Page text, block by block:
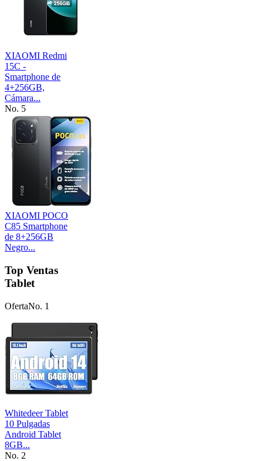
XIAOMI Redmi
15C -
Smartphone de
4+256GB,
Cámara...
No. 5
XIAOMI POCO
C85 Smartphone
de 8+256GB
Negro...
Top Ventas
Tablet
OfertaNo. 1
Whitedeer Tablet
10 Pulgadas
Android Tablet
8GB...
No. 2